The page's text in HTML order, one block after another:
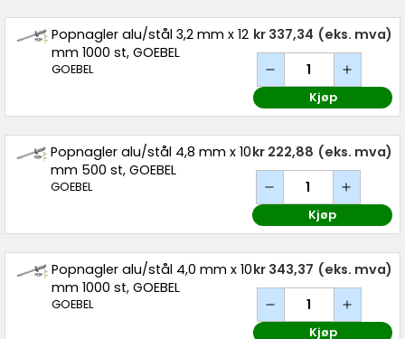
Popnagler alu/stål 3,2 mm x 12
mm 1000 st, GOEBEL
GOEBEL
kr 337,34 (eks. mva)
Kjøp
Popnagler alu/stål 4,8 mm x 10
mm 500 st, GOEBEL
GOEBEL
kr 222,88 (eks. mva)
Kjøp
Popnagler alu/stål 4,0 mm x 10
mm 1000 st, GOEBEL
GOEBEL
kr 343,37 (eks. mva)
Kjøp